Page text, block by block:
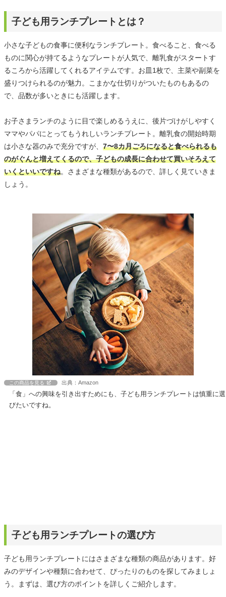
子ども用ランチプレートとは？
小さな子どもの食事に便利なランチプレート。食べること、食べる
ものに関心が持てるようなプレートが人気で、離乳食がスタートす
るころから活躍してくれるアイテムです。お皿1枚で、主菜や副菜を
盛りつけられるのが魅力。こまかな仕切りがついたものもあるの
で、品数が多いときにも活躍します。
お子さまランチのように目で楽しめるうえに、後片づけがしやすく
ママやパパにとってもうれしいランチプレート。離乳食の開始時期
は小さな器のみで充分ですが、 7〜8カ月ごろになると食べられるも
のがぐんと増えてくるので、子どもの成長に合わせて買いそろえて
いくといいですね。さまざまな種類があるので、詳しく見ていきま
しょう。
この商品を見る 出典：Amazon
「食」への興味を引き出すためにも、子ども用ランチプレートは慎重に選
びたいですね。
子ども用ランチプレートの選び方
子ども用ランチプレートにはさまざまな種類の商品があります。好
みのデザインや種類に合わせて、ぴったりのものを探してみましょ
う。まずは、選び方のポイントを詳しくご紹介します。